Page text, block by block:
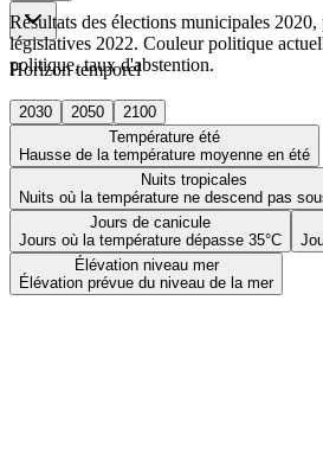
Horizon temporel
2030 2050
2100
Température été
Hausse de la température moyenne en été
Nuits tropicales
Nuits où la température ne descend pas
Jours de canicule
Jours où la température dépasse 35°C
Élévation niveau mer
Élévation prévue du niveau de la mer
Résultats des élections municipales
législatives 2022. Couleur politique
politique, taux d'abstention.